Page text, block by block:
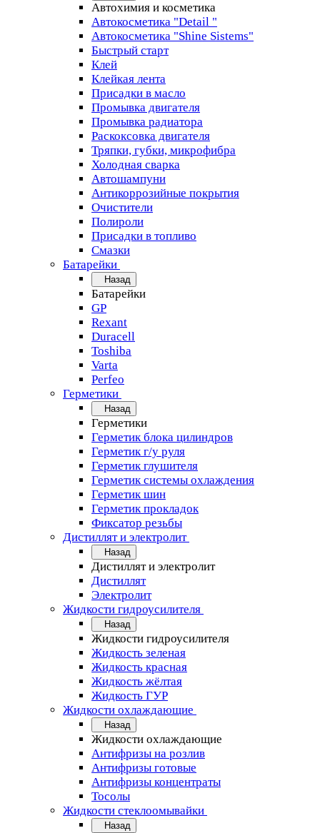
Автохимия и косметика
Автокосметика "Detail "
Автокосметика "Shine Sistems"
Быстрый старт
Клей
Клейкая лента
Присадки в масло
Промывка двигателя
Промывка радиатора
Раскоксовка двигателя
Тряпки, губки, микрофибра
Холодная сварка
Автошампуни
Антикоррозийные покрытия
Очистители
Полироли
Присадки в топливо
Смазки
Батарейки
Назад
Батарейки
GP
Rexant
Duracell
Toshiba
Varta
Perfeo
Герметики
Назад
Герметики
Герметик блока цилиндров
Герметик г/у руля
Герметик глушителя
Герметик системы охлаждения
Герметик шин
Герметик прокладок
Фиксатор резьбы
Дистиллят и электролит
Назад
Дистиллят и электролит
Дистиллят
Электролит
Жидкости гидроусилителя
Назад
Жидкости гидроусилителя
Жидкость зеленая
Жидкость красная
Жидкость жёлтая
Жидкость ГУР
Жидкости охлаждающие
Назад
Жидкости охлаждающие
Антифризы на розлив
Антифризы готовые
Антифризы концентраты
Тосолы
Жидкости стеклоомывайки
Назад